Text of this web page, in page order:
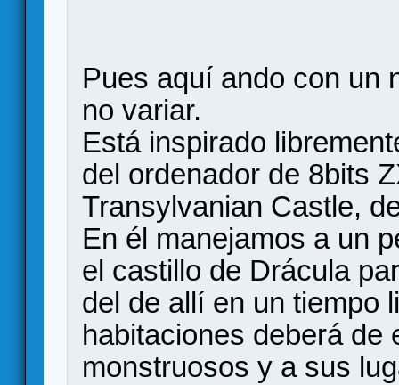
Pues aquí ando con un
no variar.
Está inspirado
del ordenador de 8bits
Transylvanian Castle,
En él manejamos a un
el castillo de Drácula
del de allí en un tiempo
habitaciones deberá de
monstruosos y a sus